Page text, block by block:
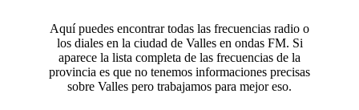
Aquí puedes encontrar todas las frecuencias radio o
los diales en la ciudad de Valles en ondas FM. Si
aparece la lista completa de las frecuencias de la
provincia es que no tenemos informaciones precisas
sobre Valles pero trabajamos para mejor eso.